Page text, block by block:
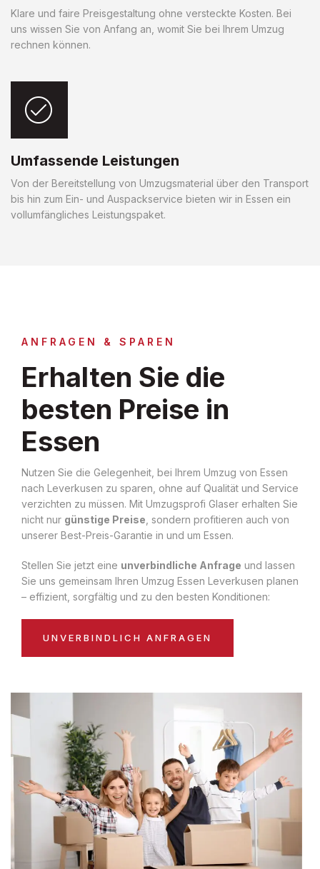
Klare und faire Preisgestaltung ohne versteckte Kosten. Bei
uns wissen Sie von Anfang an, womit Sie bei Ihrem Umzug
rechnen können.
Umfassende Leistungen
Von der Bereitstellung von Umzugsmaterial über den Transport
bis hin zum Ein- und Auspackservice bieten wir in Essen ein
vollumfängliches Leistungspaket.
ANFRAGEN & SPAREN
Erhalten Sie die
besten Preise in
Essen
Nutzen Sie die Gelegenheit, bei Ihrem Umzug von Essen
nach Leverkusen zu sparen, ohne auf Qualität und Service
verzichten zu müssen. Mit Umzugsprofi Glaser erhalten Sie
nicht nur günstige Preise , sondern profitieren auch von
unserer Best-Preis-Garantie in und um Essen.
Stellen Sie jetzt eine unverbindliche Anfrage und lassen
Sie uns gemeinsam Ihren Umzug Essen Leverkusen planen
– effizient, sorgfältig und zu den besten Konditionen:
UNVERBINDLICH ANFRAGEN